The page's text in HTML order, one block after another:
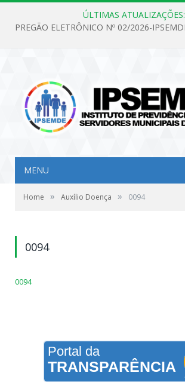
ÚLTIMAS ATUALIZAÇÕES:
MENU
Home » Auxílio Doença » 0094
0094
0094
Portal da
TRANSPARÊNCIA